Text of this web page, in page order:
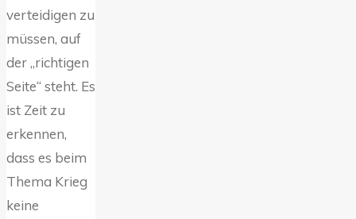
verteidigen zu
müssen, auf
der „richtigen
Seite“ steht. Es
ist Zeit zu
erkennen,
dass es beim
Thema Krieg
keine